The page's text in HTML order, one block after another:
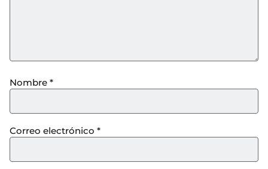
Nombre *
Correo electrónico *